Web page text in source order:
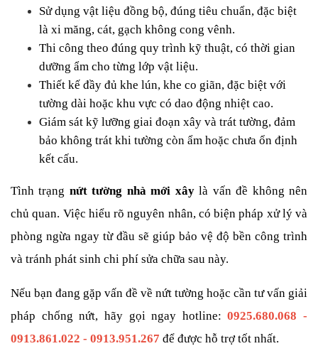
Sử dụng vật liệu đồng bộ, đúng tiêu chuẩn, đặc biệt
là xi măng, cát, gạch không cong vênh.
Thi công theo đúng quy trình kỹ thuật, có thời gian
dưỡng ẩm cho từng lớp vật liệu.
Thiết kế đầy đủ khe lún, khe co giãn, đặc biệt với
tường dài hoặc khu vực có dao động nhiệt cao.
Giám sát kỹ lưỡng giai đoạn xây và trát tường, đảm
bảo không trát khi tường còn ẩm hoặc chưa ổn định
kết cấu.
Tình trạng nứt tường nhà mới xây là vấn đề không nên
chủ quan. Việc hiểu rõ nguyên nhân, có biện pháp xử lý và
phòng ngừa ngay từ đầu sẽ giúp bảo vệ độ bền công trình
và tránh phát sinh chi phí sửa chữa sau này.
Nếu bạn đang gặp vấn đề về nứt tường hoặc cần tư vấn giải
pháp chống nứt, hãy gọi ngay hotline: 0925.680.068 -
0913.861.022 - 0913.951.267 để được hỗ trợ tốt nhất.